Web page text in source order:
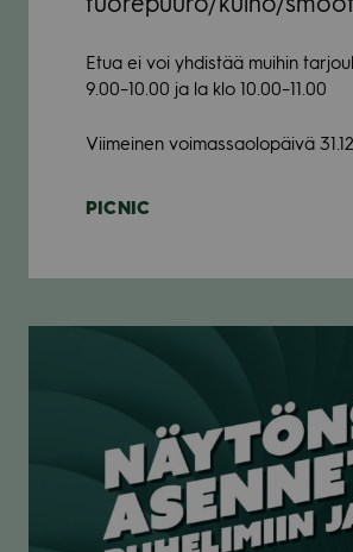
Etua ei voi yhdis­tää mui­hin
9.00–10.00 ja la klo 10.00–11.00
Vii­mei­nen voi­mas­sao­lo­päivä
PIC­NIC